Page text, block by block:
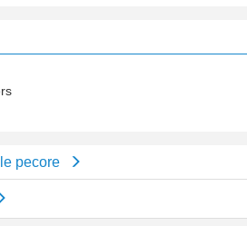
pecore